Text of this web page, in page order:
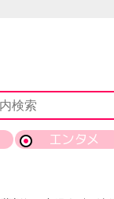
エンタメ